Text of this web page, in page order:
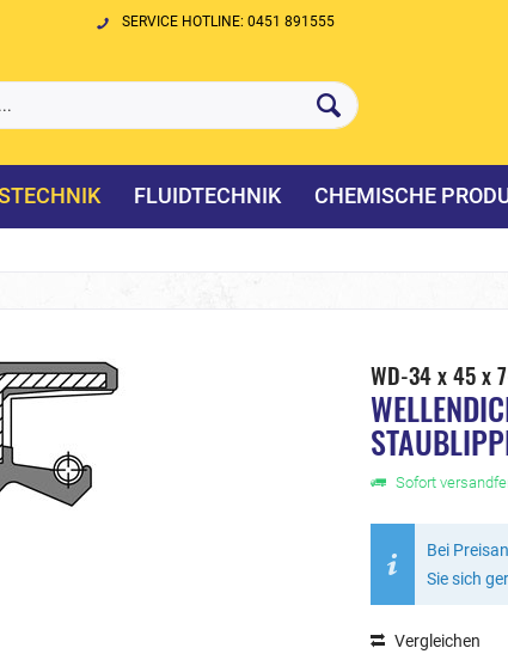
SERVICE HOTLINE: 0451 891555
FLUIDTECHNIK CHEMISCHE
WD-34 x 45 x
Sofort
Bei
Sie sich
Vergleichen